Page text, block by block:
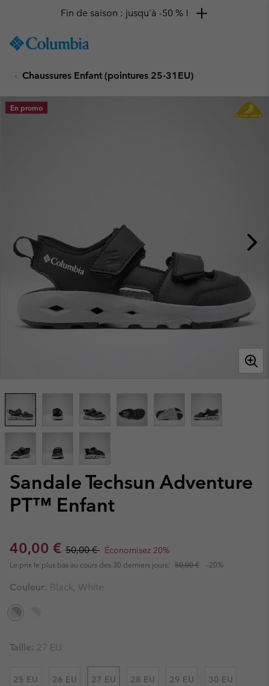
TO
SKIP
MAIN
NAV
Fin de saison : jusqu'à -50 % !
Chaussures Enfant (pointures 25-31EU)
Sandale Techsun Adventure
PT™ Enfant
Sale price:
40,00 € Regular price:
50,00 € Économisez 20%
Le prix le plus bas au cours des 30 derniers jours: 50,00 € -20%
En promo
Couleur: Black, White
Taille: 27 EU
25 EU 26 EU 27 EU 28 EU 29 EU 30 EU